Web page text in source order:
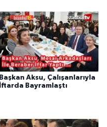
Başkan Aksu, Çalışanlarıyla
İftarda Bayramlaştı